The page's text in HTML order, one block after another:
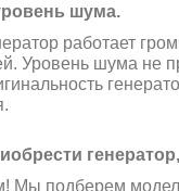
шума.
работает
Уровень шума не
Мы подберем